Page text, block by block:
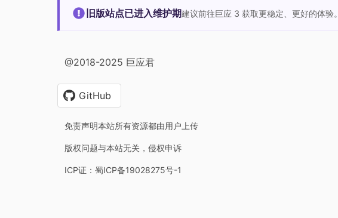
旧版站点已进入维护期建议前往巨应 3 获取更稳定、更好的体验。
@2018-2025 巨应君
GitHub
免责声明本站所有资源都由用户上传
版权问题与本站无关，侵权申诉
ICP证：蜀ICP备19028275号-1